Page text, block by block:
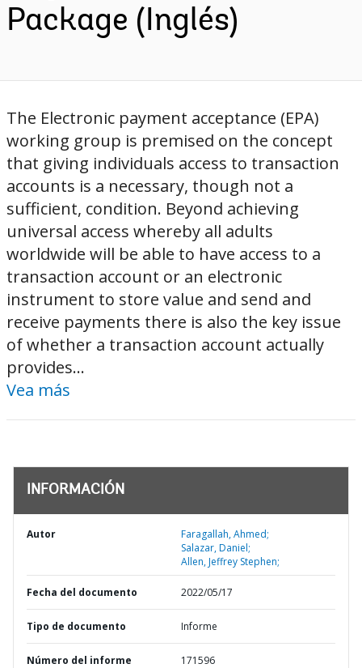
Package (Inglés)
The Electronic payment acceptance (EPA)
working group is premised on the concept
that giving individuals access to transaction
accounts is a necessary, though not a
sufficient, condition. Beyond achieving
universal access whereby all adults
worldwide will be able to have access to a
transaction account or an electronic
instrument to store value and send and
receive payments there is also the key issue
of whether a transaction account actually
provides...
Vea más
INFORMACIÓN
Autor
Faragallah, Ahmed;
Salazar, Daniel;
Allen, Jeffrey Stephen;
Fecha del documento 2022/05/17
Tipo de documento Informe
Número del informe 171596